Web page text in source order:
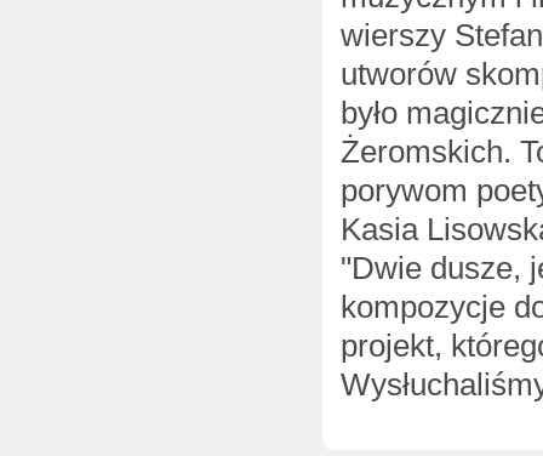
wierszy
utworów
było
Żeromskich.
porywom
Kasia
"Dwie dusze,
kompozycje
projekt,